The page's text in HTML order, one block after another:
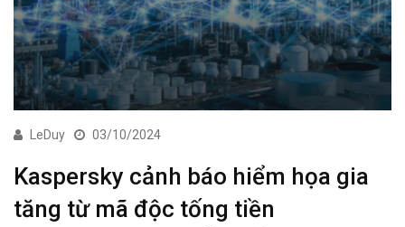
LeDuy 03/10/2024
Kaspersky cảnh báo hiểm họa gia
tăng từ mã độc tống tiền